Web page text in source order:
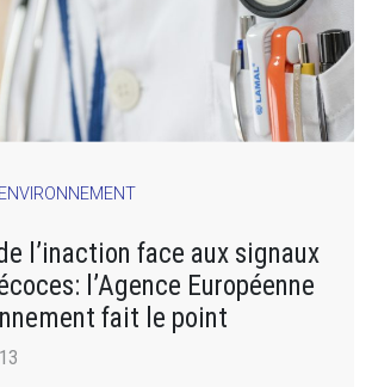
l’inaction face aux signaux
l’Agence Européenne
fait le point